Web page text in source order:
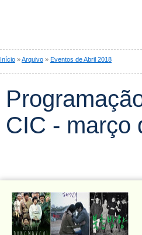
Início »Arquivo » Eventos de Abril 2018
CIC - março